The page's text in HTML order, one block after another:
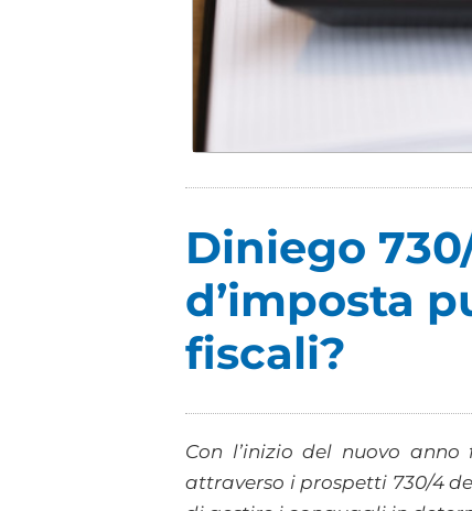
Diniego
d’imposta
fiscali?
Con l’inizio del nuovo
attraverso i prospetti 730/4